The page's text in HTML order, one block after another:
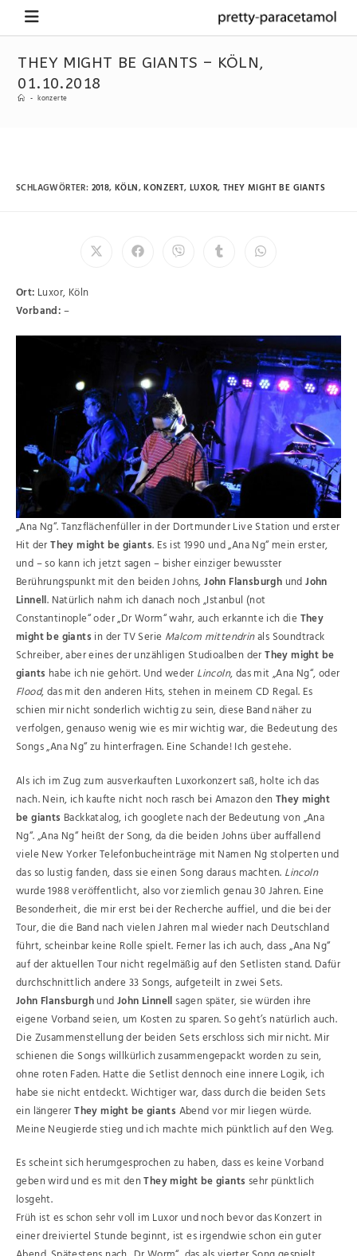
THEY MIGHT BE GIANTS – KÖLN,
01.10.2018
- konzerte
SCHLAGWÖRTER: 2018, KÖLN,KONZERT, LUXOR, THEY MIGHT BE GIANTS
Ort: Luxor, Köln
Vorband:–
„Ana Ng“. Tanzflächenfüller in der Dortmunder Live Station und erster
Hit derThey might be giants. Es ist 1990 und „Ana Ng“ mein erster,
und – so kann ich jetzt sagen – bisher einziger bewusster
Berührungspunkt mit den beiden Johns,John Flansburgh undJohn
Linnell. Natürlich nahm ich danach noch „Istanbul (not
Constantinople“ oder „Dr Worm“ wahr, auch erkannte ich dieThey
might be giants in der TV Serie Malcom mittendrinals Soundtrack
Schreiber, aber eines der unzähligen Studioalben derThey might be
giants habe ich nie gehört. Und weder Lincoln, das mit „Ana Ng“, oder
Flood, das mit den anderen Hits, stehen in meinem CD Regal. Es
schien mir nicht sonderlich wichtig zu sein, diese Band näher zu
verfolgen, genauso wenig wie es mir wichtig war, die Bedeutung des
Songs „Ana Ng“ zu hinterfragen. Eine Schande! Ich gestehe.
Als ich im Zug zum ausverkauften Luxorkonzert saß, holte ich das
nach. Nein, ich kaufte nicht noch rasch bei Amazon denThey might
be giants Backkatalog, ich googlete nach der Bedeutung von „Ana
Ng“. „Ana Ng“ heißt der Song, da die beiden Johns über auffallend
viele New Yorker Telefonbucheinträge mit Namen Ng stolperten und
das so lustig fanden, dass sie einen Song daraus machten. Lincoln
wurde 1988 veröffentlicht, also vor ziemlich genau 30 Jahren. Eine
Besonderheit, die mir erst bei der Recherche auffiel, und die bei der
Tour, die die Band nach vielen Jahren mal wieder nach Deutschland
führt, scheinbar keine Rolle spielt. Ferner las ich auch, dass „Ana Ng“
auf der aktuellen Tour nicht regelmäßig auf den Setlisten stand. Dafür
durchschnittlich andere 33 Songs, aufgeteilt in zwei Sets.
John FlansburghundJohn Linnellsagen später, sie würden ihre
eigene Vorband seien, um Kosten zu sparen. So geht’s natürlich auch.
Die Zusammenstellung der beiden Sets erschloss sich mir nicht. Mir
schienen die Songs willkürlich zusammengepackt worden zu sein,
ohne roten Faden. Hatte die Setlist dennoch eine innere Logik, ich
habe sie nicht entdeckt. Wichtiger war, dass durch die beiden Sets
ein längererThey might be giants Abend vor mir liegen würde.
Meine Neugierde stieg und ich machte mich pünktlich auf den Weg.
Es scheint sich herumgesprochen zu haben, dass es keine Vorband
geben wird und es mit denThey might be giants sehr pünktlich
losgeht.
Früh ist es schon sehr voll im Luxor und noch bevor das Konzert in
einer dreiviertel Stunde beginnt, ist es irgendwie schon ein guter